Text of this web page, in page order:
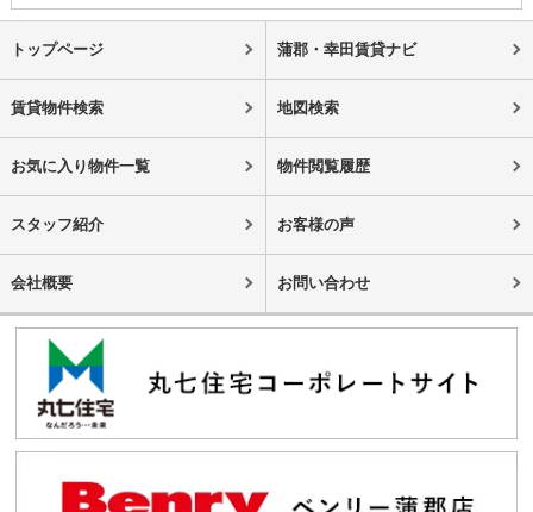
トップページ 蒲郡・幸田賃貸ナビ
賃貸物件検索 地図検索
お気に入り物件一覧 物件閲覧履歴
スタッフ紹介 お客様の声
会社概要 お問い合わせ